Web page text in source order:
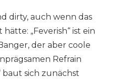
dirty, auch wenn das
„Feverish“ ist ein
der aber coole
Refrain
baut sich zunächst